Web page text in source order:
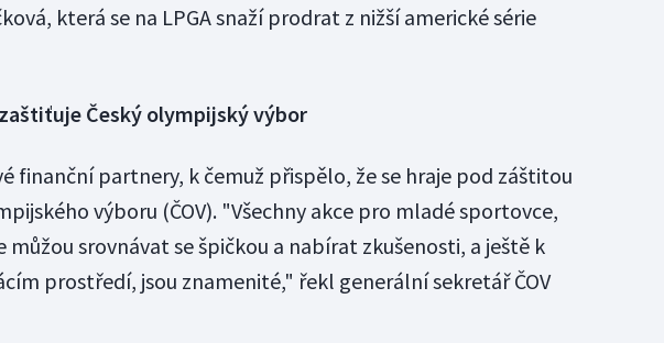
která se na LPGA snaží prodrat z nižší americké série
Český olympijský výbor
finanční partnery, k čemuž přispělo, že se hraje pod záštitou
výboru (ČOV). "Všechny akce pro mladé sportovce,
můžou srovnávat se špičkou a nabírat zkušenosti, a ještě k
prostředí, jsou znamenité," řekl generální sekretář ČOV